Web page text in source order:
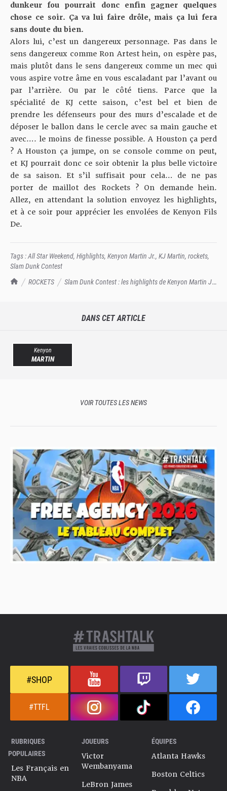
TrashTalk Actu NBA
ROCKETS
Slam Dunk Contest : les highlights de Kenyon Martin Jr.
dunkeur fou pourrait donc enfin gagner quelques
chose ce soir. Ça va lui faire drôle, mais ça lui fera
sans doute du bien.
Alors lui, c’est un dangereux personnage. Pas dans le
sens dangereux comme Ron Artest hein, on espère pas,
mais plutôt dans le sens dangereux comme un mec qui
vous aspire votre âme en vous escaladant par l’avant ou
par l’arrière. Ou par le côté tiens. Parce que la
spécialité de KJ cette saison, c’est bel et bien de
prendre les défenseurs pour des murs d’escalade et de
déposer le ballon dans le cercle avec sa main gauche et
avec…. le moins de finesse possible. A Houston ça perd
? A Houston ça jumpe, on se console comme on peut,
et KJ pourrait donc ce soir obtenir la plus belle victoire
de sa saison. Et s’il suffisait pour cela… de ne pas
porter de maillot des Rockets ? On demande hein.
Allez, en attendant la solution envoyez les highlights,
et à ce soir pour apprécier les envolées de Kenyon Fils
De.
Tags :All Star Weekend, Highlights, Kenyon Martin Jr., KJ Martin, rockets,
Slam Dunk Contest
DANS CET ARTICLE
Kenyon
MARTIN
VOIR TOUTES LES NEWS
#SHOP
#TTFL
RUBRIQUES
POPULAIRES
Les Français en
NBA
JOUEURS
Victor
Wembanyama
LeBron James
ÉQUIPES
Atlanta Hawks
Boston Celtics